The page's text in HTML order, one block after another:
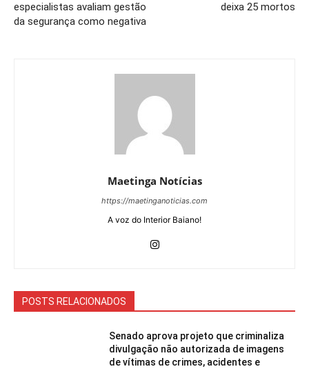
especialistas avaliam gestão
da segurança como negativa
deixa 25 mortos
Maetinga Notícias
https://maetinganoticias.com
A voz do Interior Baiano!
POSTS RELACIONADOS
Senado aprova projeto que criminaliza
divulgação não autorizada de imagens
de vítimas de crimes, acidentes e